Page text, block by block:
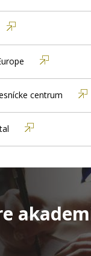
centrum